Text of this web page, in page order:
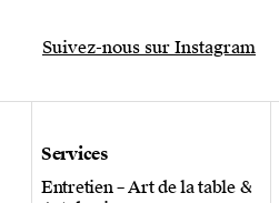
Suivez-nous sur Instagram
Services
Entretien – Art de la table &